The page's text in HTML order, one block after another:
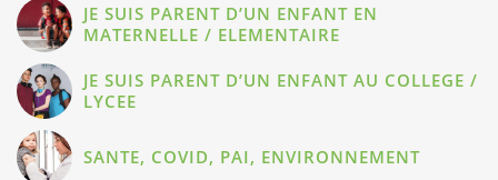
JE SUIS PARENT D’UN ENFANT EN
MATERNELLE / ELEMENTAIRE
JE SUIS PARENT D’UN ENFANT AU COLLEGE /
LYCEE
SANTE, COVID, PAI, ENVIRONNEMENT